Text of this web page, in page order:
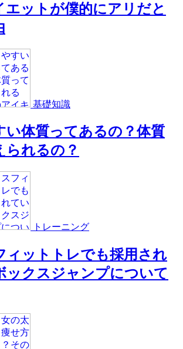
エットが僕的にアリだと
基礎知識
い体質ってあるの？体質
られるの？
トレーニング
ィットトレでも採用され
ックスジャンプについて